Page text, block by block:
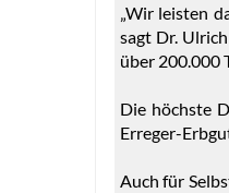
„Wir leisten
sagt Dr.
über 200.000
Die höchste
Erreger-
Auch für